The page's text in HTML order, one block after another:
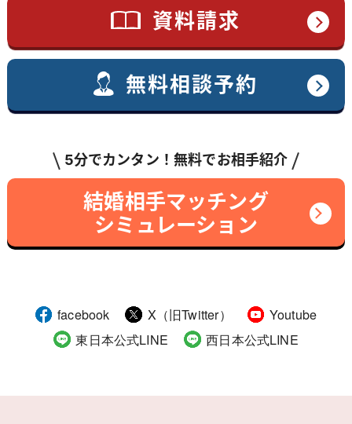
資料請求
無料相談予約
5分でカンタン！無料でお相手紹介
結婚相手マッチング
シミュレーション
facebook X（旧Twitter）
Youtube
東日本公式LINE
西日本公式LINE